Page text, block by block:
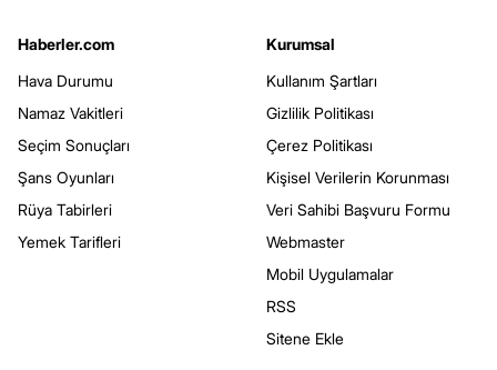
Haberler.com
Hava Durumu
Namaz Vakitleri
Seçim Sonuçları
Şans Oyunları
Rüya Tabirleri
Yemek Tarifleri
Kurumsal
Kullanım Şartları
Gizlilik Politikası
Çerez Politikası
Kişisel Verilerin Korunması
Veri Sahibi Başvuru Formu
Webmaster
Mobil Uygulamalar
RSS
Sitene Ekle